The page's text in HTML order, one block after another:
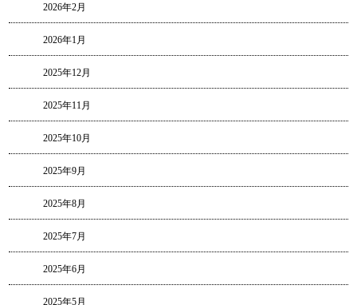
2026年2月
2026年1月
2025年12月
2025年11月
2025年10月
2025年9月
2025年8月
2025年7月
2025年6月
2025年5月